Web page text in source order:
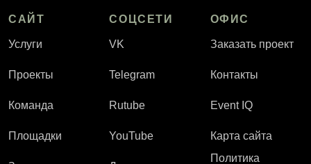
САЙТ
Услуги
Проекты
Команда
Площадки
СОЦСЕТИ
VK
Telegram
Rutube
YouTube
ОФИС
Заказать проект
Контакты
Event IQ
Карта сайта
Политика